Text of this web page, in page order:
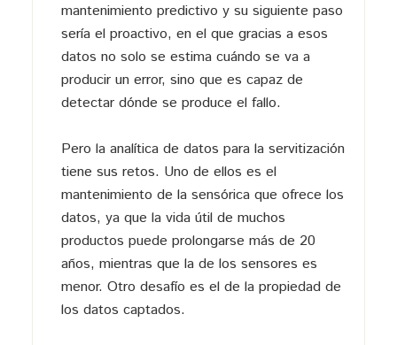
mantenimiento predictivo y su siguiente paso
sería el proactivo, en el que gracias a esos
datos no solo se estima cuándo se va a
producir un error, sino que es capaz de
detectar dónde se produce el fallo.
Pero la analítica de datos para la servitización
tiene sus retos. Uno de ellos es el
mantenimiento de la sensórica que ofrece los
datos, ya que la vida útil de muchos
productos puede prolongarse más de 20
años, mientras que la de los sensores es
menor. Otro desafío es el de la propiedad de
los datos captados.